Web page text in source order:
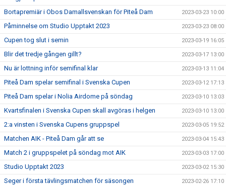
Bortapremiär i Obos Damallsvenskan för Piteå Dam 2023-03-23 10:00
Påminnelse om Studio Upptakt 2023 2023-03-23 08:00
Cupen tog slut i semin 2023-03-19 16:05
Blir det tredje gången gillt? 2023-03-17 13:00
Nu är lottning inför semifinal klar 2023-03-13 11:04
Piteå Dam spelar semifinal i Svenska Cupen 2023-03-12 17:13
Piteå Dam spelar i Nolia Airdome på söndag 2023-03-10 13:03
Kvartsfinalen i Svenska Cupen skall avgöras i helgen 2023-03-10 13:00
2:a vinsten i Svenska Cupens gruppspel 2023-03-05 19:52
Matchen AIK - Piteå Dam går att se 2023-03-04 15:43
Match 2 i gruppspelet på söndag mot AIK 2023-03-03 17:00
Studio Upptakt 2023 2023-03-02 15:30
Seger i första tävlingsmatchen för säsongen 2023-02-26 17:10